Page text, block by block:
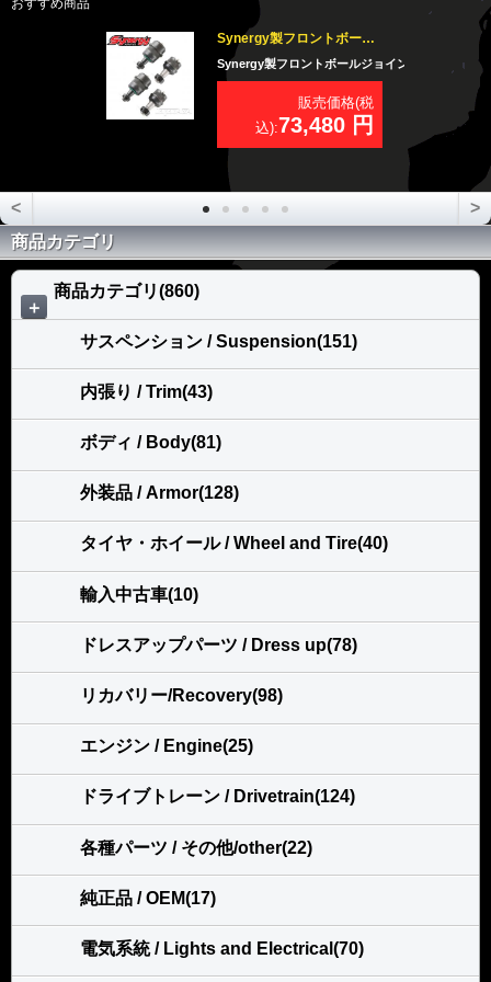
おすすめ商品
Synergy製フロントボールジョイント コンプリートセットJK用
販売価格(税
込):73,480 円
<
>
商品カテゴリ
＋
商品カテゴリ(860)
サスペンション / Suspension(151)
内張り / Trim(43)
ボディ / Body(81)
外装品 / Armor(128)
タイヤ・ホイール / Wheel and Tire(40)
輸入中古車(10)
ドレスアップパーツ / Dress up(78)
リカバリー/Recovery(98)
エンジン / Engine(25)
ドライブトレーン / Drivetrain(124)
各種パーツ / その他/other(22)
純正品 / OEM(17)
電気系統 / Lights and Electrical(70)